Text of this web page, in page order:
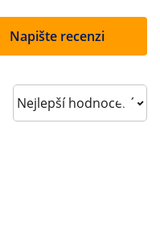
Napište recenzi
Sort reviews